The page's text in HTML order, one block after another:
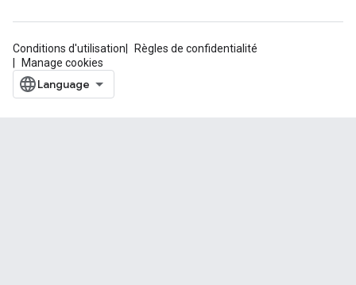
Conditions d'utilisation
Règles de confidentialité
Manage cookies